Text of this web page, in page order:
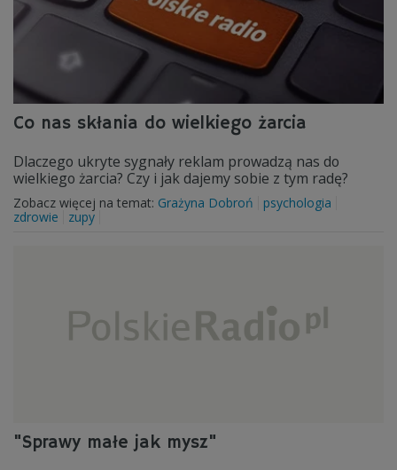
Co nas skłania do wielkiego żarcia
Dlaczego ukryte sygnały reklam prowadzą nas do
wielkiego żarcia? Czy i jak dajemy sobie z tym radę?
Zobacz więcej na temat: Grażyna Dobroń
psychologia
zdrowie
zupy
"Sprawy małe jak mysz"